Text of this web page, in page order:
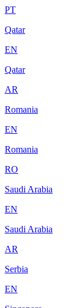
PT
Qatar
EN
Qatar
AR
Romania
EN
Romania
RO
Saudi Arabia
EN
Saudi Arabia
AR
Serbia
EN